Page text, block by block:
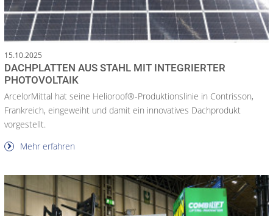
15.10.2025
DACHPLATTEN AUS STAHL MIT INTEGRIERTER
PHOTOVOLTAIK
ArcelorMittal hat seine Helioroof®-Produktionslinie in Contrisson,
Frankreich, eingeweiht und damit ein innovatives Dachprodukt
vorgestellt.
Mehr erfahren